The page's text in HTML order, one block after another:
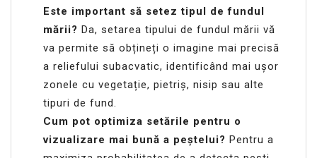
Este important să setez tipul de fundul
mării? Da, setarea tipului de fundul mării vă
va permite să obțineți o imagine mai precisă
a reliefului subacvatic, identificând mai ușor
zonele cu vegetație, pietriș, nisip sau alte
tipuri de fund.
Cum pot optimiza setările pentru o
vizualizare mai bună a peștelui? Pentru a